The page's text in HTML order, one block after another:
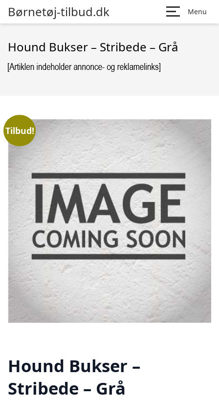
Børnetøj-tilbud.dk Menu
Hound Bukser – Stribede – Grå
Tilbud!
Hound Bukser –
Stribede – Grå